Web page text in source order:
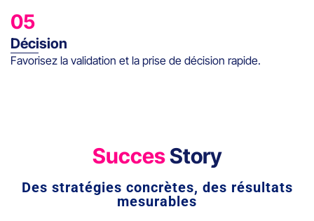
05
Décision
Favorisez la validation et la prise de décision rapide.
SuccesStory
Des stratégies concrètes, des résultats
mesurables